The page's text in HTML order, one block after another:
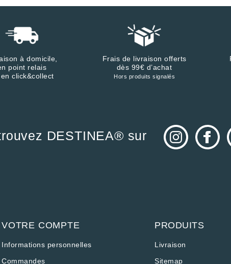
à domicile,
point relais
click&collect
Frais de livraison offerts
dès 99€ d’achat
Hors produits signalés
DESTINEA® sur
VOTRE COMPTE
Informations personnelles
Commandes
PRODUITS
Livraison
Sitemap